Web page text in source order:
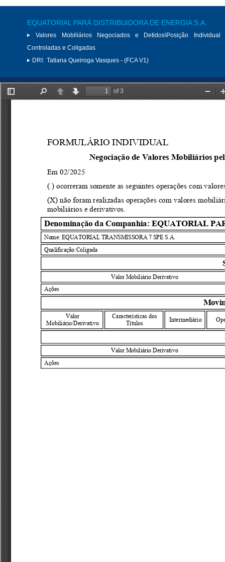
EQUATORIAL PARÁ DISTRIBUIDORA DE ENERGIA S.A.
Valores Mobiliários Negociados e Detidos\Posição
Controladas e Coligadas
DRI: Tatiana Queiroga Vasques - (FCA V1)